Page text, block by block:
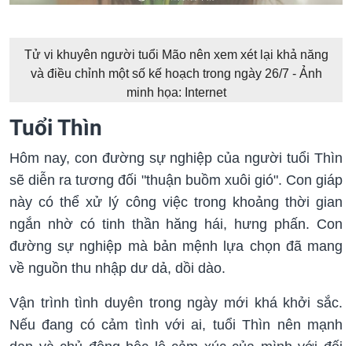
Tử vi khuyên người tuổi Mão nên xem xét lại khả năng
và điều chỉnh một số kế hoạch trong ngày 26/7 - Ảnh
minh họa: Internet
Tuổi Thìn
Hôm nay, con đường sự nghiệp của người tuổi Thìn
sẽ diễn ra tương đối "thuận buồm xuôi gió". Con giáp
này có thể xử lý công việc trong khoảng thời gian
ngắn nhờ có tinh thần hăng hái, hưng phấn. Con
đường sự nghiệp mà bản mệnh lựa chọn đã mang
về nguồn thu nhập dư dả, dồi dào.
Vận trình tình duyên trong ngày mới khá khởi sắc.
Nếu đang có cảm tình với ai, tuổi Thìn nên mạnh